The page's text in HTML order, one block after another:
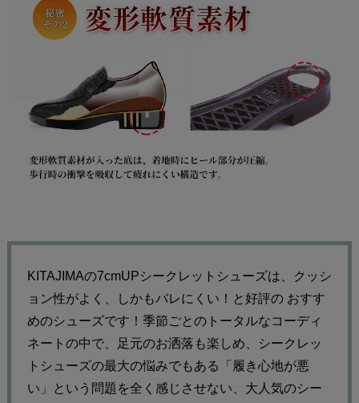
KITAJIMAの7cmUPシークレットシューズは、クッシ
ョン性がよく、しかもバレにくい！と好評のおすす
めのシューズです！季節ごとのトータルなコーディ
ネートの中で、足元のお洒落も楽しめ、シークレッ
トシューズの最大の悩みでもある「履き心地が悪
い」という問題を全く感じさせない、大人気のシー